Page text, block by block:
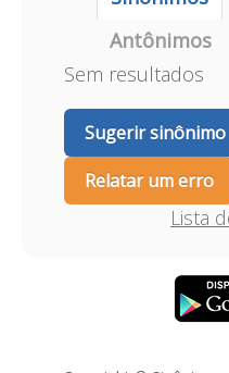
Antônimos
Sem resultados
Sugerir sinônimo
Relatar um erro
Lista